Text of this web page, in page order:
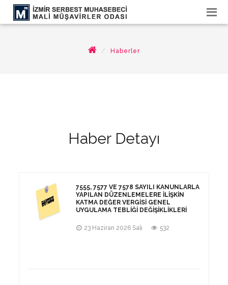
Haberler
Haber Detayı
7555, 7577 VE 7578 SAYILI KANUNLARLA
YAPILAN DÜZENLEMELERE İLIŞKIN
KATMA DEĞER VERGISI GENEL
UYGULAMA TEBLIĞI DEĞIŞIKLIKLERI
23 Haziran 2026 Salı 532